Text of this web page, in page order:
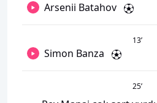
Arsenii Batahov
13’
Simon Banza
25’